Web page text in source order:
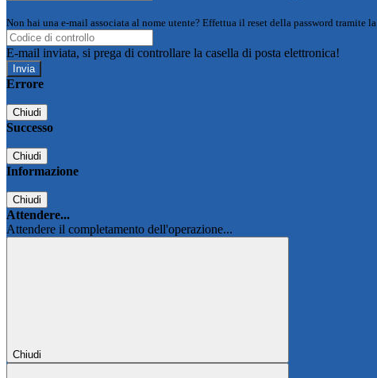
Non hai una e-mail associata al nome utente? Effettua il reset della password tramite la
E-mail inviata, si prega di controllare la casella di posta elettronica!
Errore
Chiudi
Successo
Chiudi
Informazione
Chiudi
Attendere...
Attendere il completamento dell'operazione...
Chiudi